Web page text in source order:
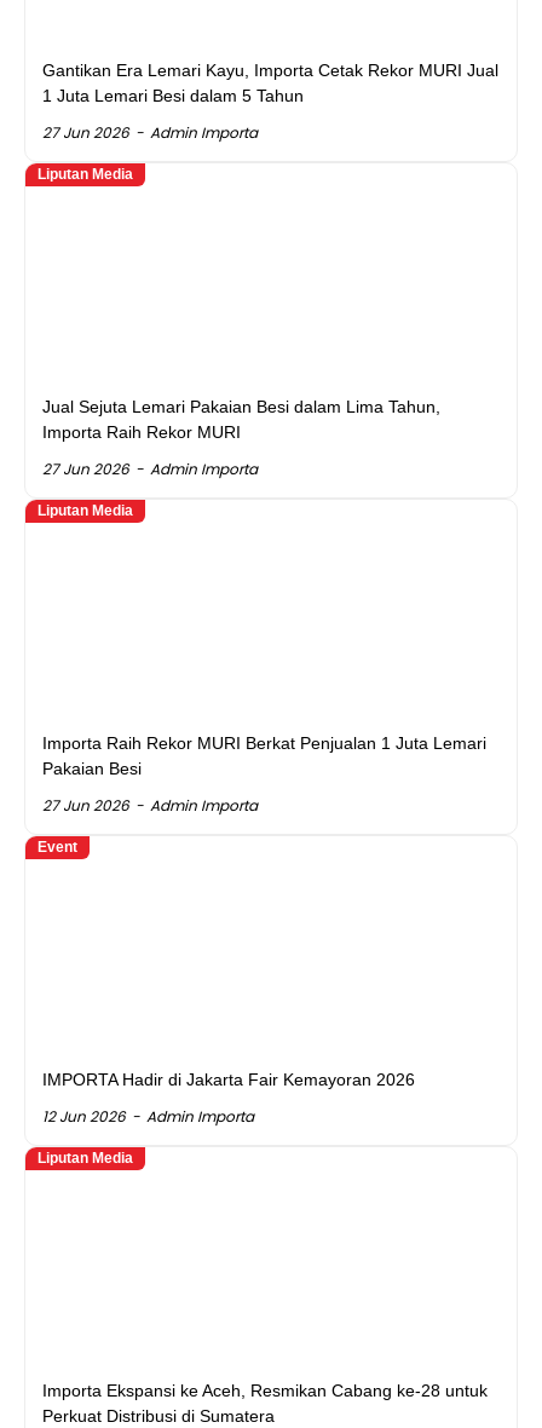
Gantikan Era Lemari Kayu, Importa Cetak Rekor MURI Jual
1 Juta Lemari Besi dalam 5 Tahun
27 Jun 2026 Admin Importa
Liputan Media
Jual Sejuta Lemari Pakaian Besi dalam Lima Tahun,
Importa Raih Rekor MURI
27 Jun 2026 Admin Importa
Liputan Media
Importa Raih Rekor MURI Berkat Penjualan 1 Juta Lemari
Pakaian Besi
27 Jun 2026 Admin Importa
Event
IMPORTA Hadir di Jakarta Fair Kemayoran 2026
12 Jun 2026 Admin Importa
Liputan Media
Importa Ekspansi ke Aceh, Resmikan Cabang ke-28 untuk
Perkuat Distribusi di Sumatera